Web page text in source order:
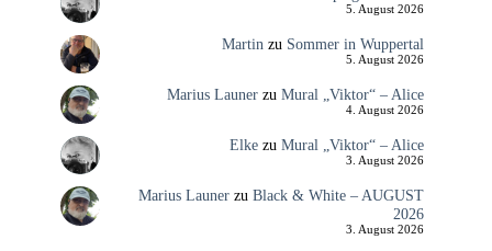
5. August 2026
Martin zu Sommer in Wuppertal
5. August 2026
Marius Launerzu Mural „Viktor“ – Alice
4. August 2026
Elkezu Mural „Viktor“ – Alice
3. August 2026
Marius Launerzu Black & White – AUGUST
2026
3. August 2026